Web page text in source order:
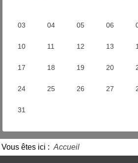
Vous êtes ici :Accueil